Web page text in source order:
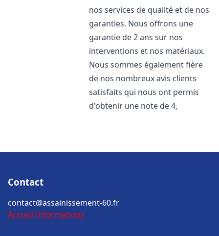
nos services de qualité et de nos
garanties. Nous offrons une
garantie de 2 ans sur nos
interventions et nos matériaux.
Nous sommes également fière
de nos nombreux avis clients
satisfaits qui nous ont permis
d'obtenir une note de 4,
Contact
contact@assainissement-60.fr
Accueil Informations